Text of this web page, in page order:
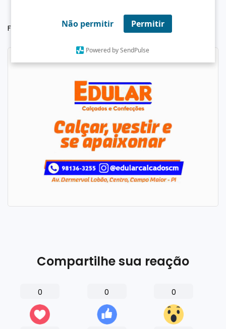
Não permitir Permitir
Powered by SendPulse
Fonte: Conecta Piauí
Compartilhe sua reação
0 0 0